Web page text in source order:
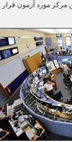
مرکز مورد آزمون قرار